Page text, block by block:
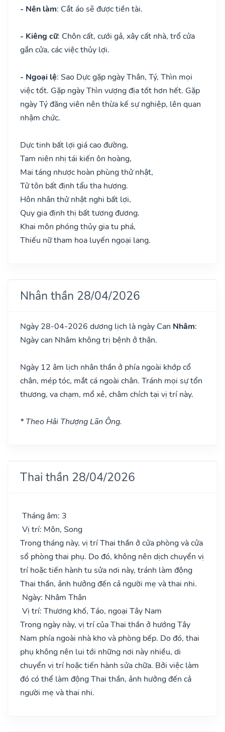
- Nên làm: Cắt áo sẽ được tiền tài.
- Kiêng cữ: Chôn cất, cưới gả, xây cất nhà, trổ cửa
gắn cửa, các việc thủy lợi.
- Ngoại lệ: Sao Dực gặp ngày Thân, Tý, Thìn mọi
việc tốt. Gặp ngày Thìn vượng địa tốt hơn hết. Gặp
ngày Tý đăng viên nên thừa kế sự nghiệp, lên quan
nhậm chức.
Dực tinh bất lợi giá cao đường,
Tam niên nhị tái kiến ôn hoàng,
Mai táng nhược hoàn phùng thử nhật,
Tử tôn bất định tẩu tha hương.
Hôn nhân thử nhật nghi bất lợi,
Quy gia định thị bất tương đương.
Khai môn phóng thủy gia tu phá,
Thiếu nữ tham hoa luyến ngoại lang.
Nhân thần 28/04/2026
Ngày 28-04-2026 dương lịch là ngày Can Nhâm:
Ngày can Nhâm không trị bệnh ở thận.
Ngày 12 âm lịch nhân thần ở phía ngoài khớp cổ
chân, mép tóc, mắt cá ngoài chân. Tránh mọi sự tổn
thương, va chạm, mổ xẻ, châm chích tại vị trí này.
* Theo Hải Thượng Lãn Ông.
Thai thần 28/04/2026
Tháng âm: 3
Vị trí: Môn, Song
Trong tháng này, vị trí Thai thần ở cửa phòng và cửa
sổ phòng thai phụ. Do đó, không nên dịch chuyển vị
trí hoặc tiến hành tu sửa nơi này, tránh làm động
Thai thần, ảnh hưởng đến cả người mẹ và thai nhi.
Ngày: Nhâm Thân
Vị trí: Thương khố, Táo, ngoại Tây Nam
Trong ngày này, vị trí của Thai thần ở hướng Tây
Nam phía ngoài nhà kho và phòng bếp. Do đó, thai
phụ không nên lui tới những nơi này nhiều, di
chuyển vị trí hoặc tiến hành sửa chữa. Bởi việc làm
đó có thể làm động Thai thần, ảnh hưởng đến cả
người mẹ và thai nhi.